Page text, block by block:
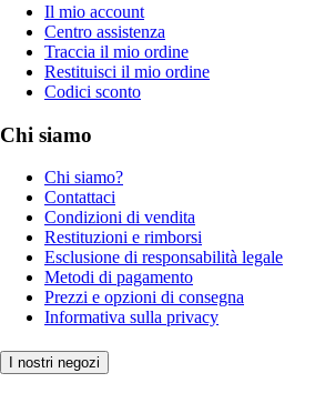
Il mio account
Centro assistenza
Traccia il mio ordine
Restituisci il mio ordine
Codici sconto
Chi siamo
Chi siamo?
Contattaci
Condizioni di vendita
Restituzioni e rimborsi
Esclusione di responsabilità legale
Metodi di pagamento
Prezzi e opzioni di consegna
Informativa sulla privacy
I nostri negozi